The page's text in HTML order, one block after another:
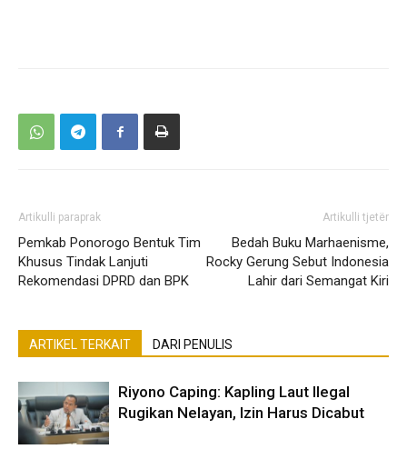
Artikulli paraprak
Pemkab Ponorogo Bentuk Tim
Khusus Tindak Lanjuti
Rekomendasi DPRD dan BPK
Artikulli tjetër
Bedah Buku Marhaenisme,
Rocky Gerung Sebut Indonesia
Lahir dari Semangat Kiri
ARTIKEL TERKAIT DARI PENULIS
Riyono Caping: Kapling Laut Ilegal
Rugikan Nelayan, Izin Harus Dicabut